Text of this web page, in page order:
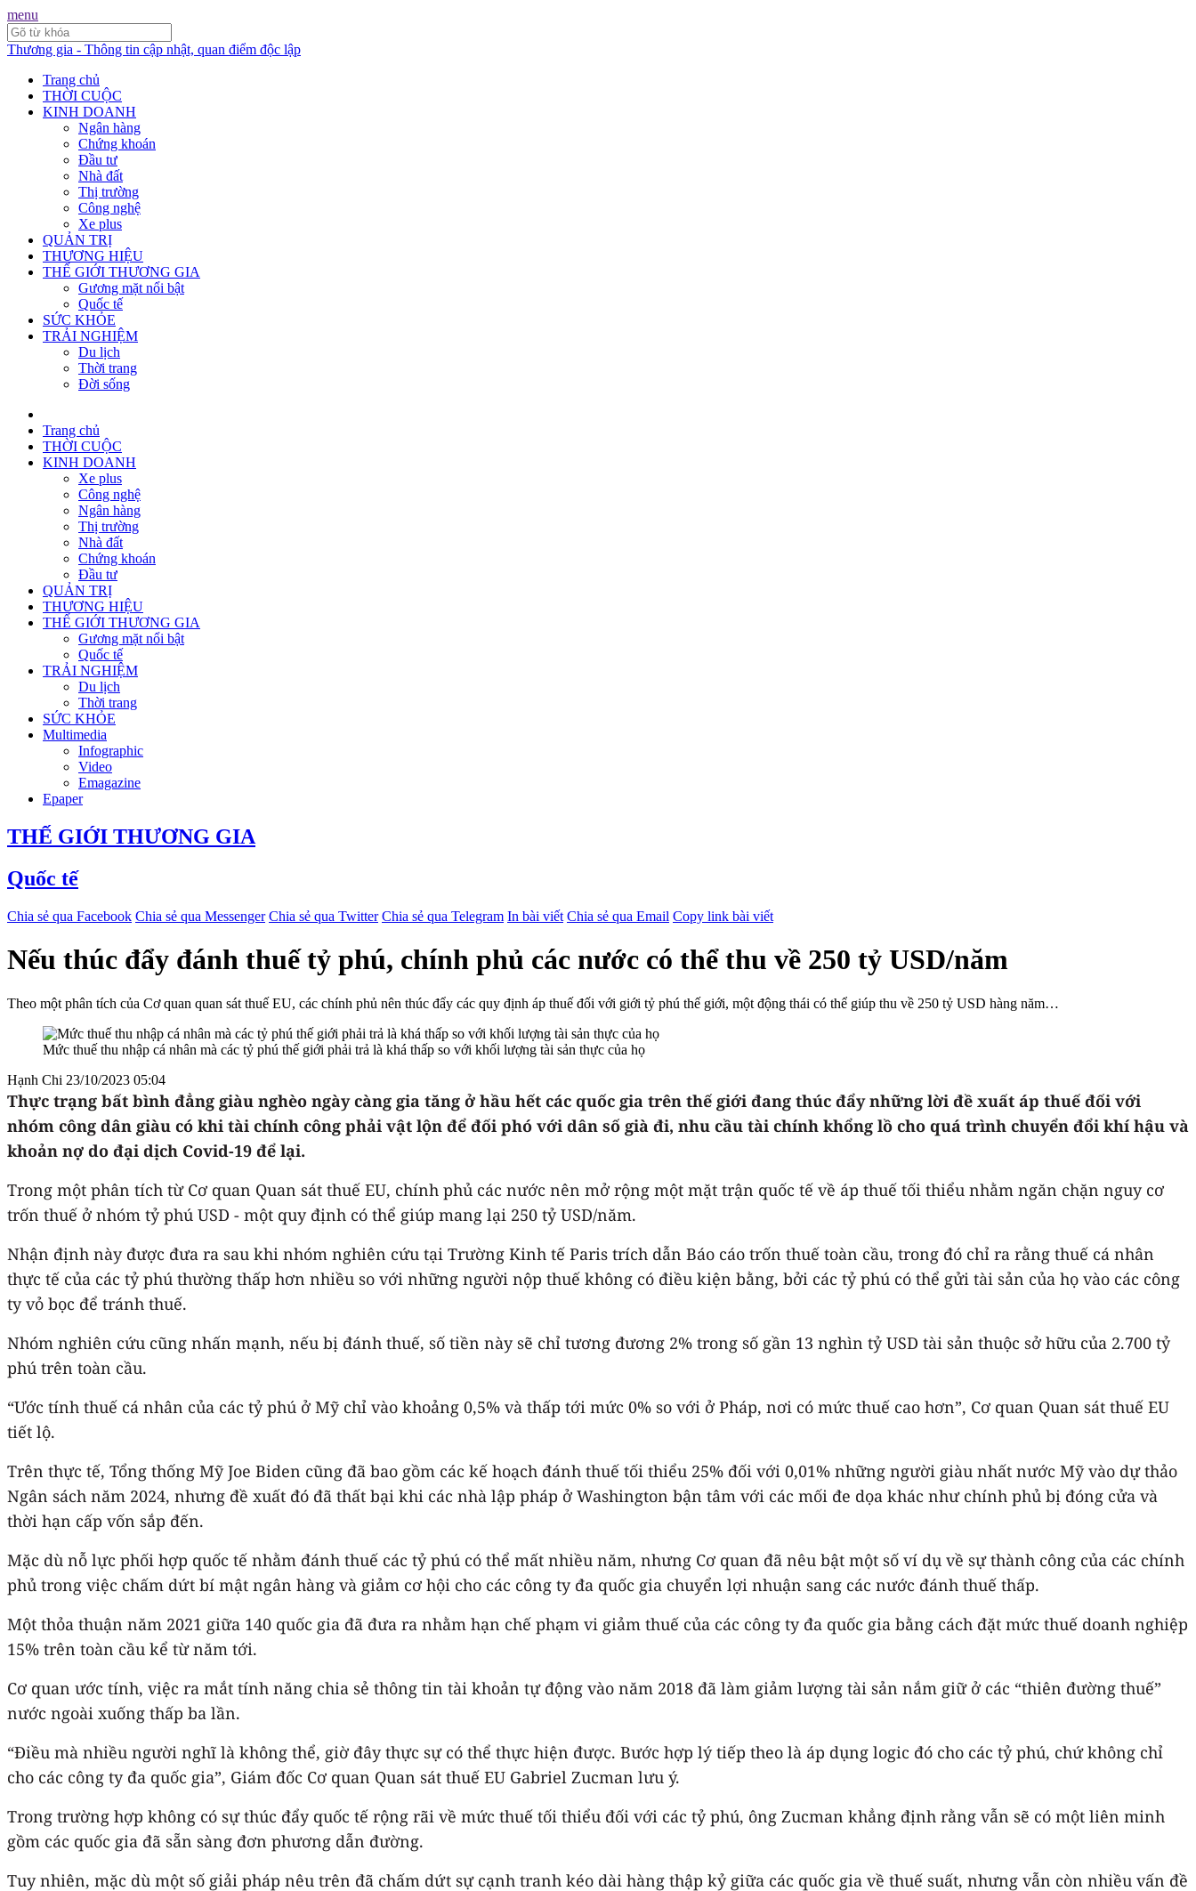
menu
Thương gia - Thông tin cập nhật, quan điểm độc lập
Trang chủ
THỜI CUỘC
KINH DOANH
Ngân hàng
Chứng khoán
Đầu tư
Nhà đất
Thị trường
Công nghệ
Xe plus
QUẢN TRỊ
THƯƠNG HIỆU
THẾ GIỚI THƯƠNG GIA
Gương mặt nổi bật
Quốc tế
SỨC KHỎE
TRẢI NGHIỆM
Du lịch
Thời trang
Đời sống
Trang chủ
THỜI CUỘC
KINH DOANH
Xe plus
Công nghệ
Ngân hàng
Thị trường
Nhà đất
Chứng khoán
Đầu tư
QUẢN TRỊ
THƯƠNG HIỆU
THẾ GIỚI THƯƠNG GIA
Gương mặt nổi bật
Quốc tế
TRẢI NGHIỆM
Du lịch
Thời trang
SỨC KHỎE
Multimedia
Infographic
Video
Emagazine
Epaper
THẾ GIỚI THƯƠNG GIA
Quốc tế
Chia sẻ qua Facebook Chia sẻ qua Messenger Chia sẻ qua Twitter Chia sẻ qua Telegram In bài viết Chia sẻ qua Email Copy link bài viết
Nếu thúc đẩy đánh thuế tỷ phú, chính phủ các nước có thể thu về 250 tỷ USD/năm
Theo một phân tích của Cơ quan quan sát thuế EU, các chính phủ nên thúc đẩy các quy định áp thuế đối với giới tỷ phú thế giới, một động thái có thể giúp thu về 250 tỷ USD hàng năm…
Mức thuế thu nhập cá nhân mà các tỷ phú thế giới phải trả là khá thấp so với khối lượng tài sản thực của họ
Hạnh Chi 23/10/2023 05:04
Thực trạng bất bình đẳng giàu nghèo ngày càng gia tăng ở hầu hết các quốc gia trên thế giới đang thúc đẩy những lời đề xuất áp thuế đối với
nhóm công dân giàu có khi tài chính công phải vật lộn để đối phó với dân số già đi, nhu cầu tài chính khổng lồ cho quá trình chuyển đổi khí hậu và
khoản nợ do đại dịch Covid-19 để lại.
Trong một phân tích từ Cơ quan Quan sát thuế EU, chính phủ các nước nên mở rộng một mặt trận quốc tế về áp thuế tối thiểu nhằm ngăn chặn nguy cơ
trốn thuế ở nhóm tỷ phú USD - một quy định có thể giúp mang lại 250 tỷ USD/năm.
Nhận định này được đưa ra sau khi nhóm nghiên cứu tại Trường Kinh tế Paris trích dẫn Báo cáo trốn thuế toàn cầu, trong đó chỉ ra rằng thuế cá nhân
thực tế của các tỷ phú thường thấp hơn nhiều so với những người nộp thuế không có điều kiện bằng, bởi các tỷ phú có thể gửi tài sản của họ vào các công
ty vỏ bọc để tránh thuế.
Nhóm nghiên cứu cũng nhấn mạnh, nếu bị đánh thuế, số tiền này sẽ chỉ tương đương 2% trong số gần 13 nghìn tỷ USD tài sản thuộc sở hữu của 2.700 tỷ
phú trên toàn cầu.
“Ước tính thuế cá nhân của các tỷ phú ở Mỹ chỉ vào khoảng 0,5% và thấp tới mức 0% so với ở Pháp, nơi có mức thuế cao hơn”, Cơ quan Quan sát thuế EU
tiết lộ.
Trên thực tế, Tổng thống Mỹ Joe Biden cũng đã bao gồm các kế hoạch đánh thuế tối thiểu 25% đối với 0,01% những người giàu nhất nước Mỹ vào dự thảo
Ngân sách năm 2024, nhưng đề xuất đó đã thất bại khi các nhà lập pháp ở Washington bận tâm với các mối đe dọa khác như chính phủ bị đóng cửa và
thời hạn cấp vốn sắp đến.
Mặc dù nỗ lực phối hợp quốc tế nhằm đánh thuế các tỷ phú có thể mất nhiều năm, nhưng Cơ quan đã nêu bật một số ví dụ về sự thành công của các chính
phủ trong việc chấm dứt bí mật ngân hàng và giảm cơ hội cho các công ty đa quốc gia chuyển lợi nhuận sang các nước đánh thuế thấp.
Một thỏa thuận năm 2021 giữa 140 quốc gia đã đưa ra nhằm hạn chế phạm vi giảm thuế của các công ty đa quốc gia bằng cách đặt mức thuế doanh nghiệp
15% trên toàn cầu kể từ năm tới.
Cơ quan ước tính, việc ra mắt tính năng chia sẻ thông tin tài khoản tự động vào năm 2018 đã làm giảm lượng tài sản nắm giữ ở các “thiên đường thuế”
nước ngoài xuống thấp ba lần.
“Điều mà nhiều người nghĩ là không thể, giờ đây thực sự có thể thực hiện được. Bước hợp lý tiếp theo là áp dụng logic đó cho các tỷ phú, chứ không chỉ
cho các công ty đa quốc gia”, Giám đốc Cơ quan Quan sát thuế EU Gabriel Zucman lưu ý.
Trong trường hợp không có sự thúc đẩy quốc tế rộng rãi về mức thuế tối thiểu đối với các tỷ phú, ông Zucman khẳng định rằng vẫn sẽ có một liên minh
gồm các quốc gia đã sẵn sàng đơn phương dẫn đường.
Tuy nhiên, mặc dù một số giải pháp nêu trên đã chấm dứt sự cạnh tranh kéo dài hàng thập kỷ giữa các quốc gia về thuế suất, nhưng vẫn còn nhiều vấn đề